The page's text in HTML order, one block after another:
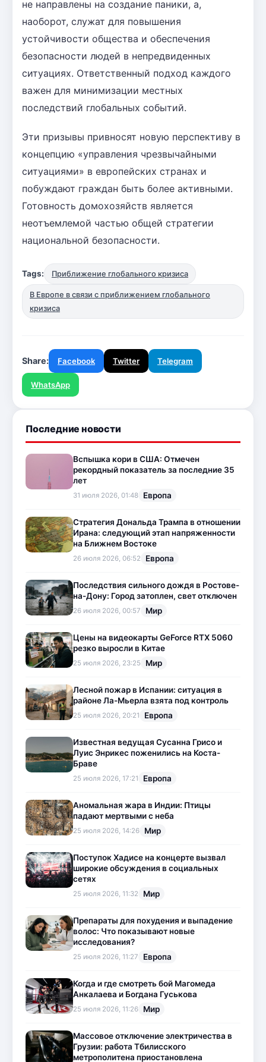
не направлены на создание паники, а,
наоборот, служат для повышения
устойчивости общества и обеспечения
безопасности людей в непредвиденных
ситуациях. Ответственный подход каждого
важен для минимизации местных
последствий глобальных событий.
Эти призывы привносят новую перспективу в
концепцию «управления чрезвычайными
ситуациями» в европейских странах и
побуждают граждан быть более активными.
Готовность домохозяйств является
неотъемлемой частью общей стратегии
национальной безопасности.
Tags: Приближение глобального кризиса
В Европе в связи с приближением глобального
кризиса
Share: Facebook Twitter Telegram
WhatsApp
Последние новости
Вспышка кори в США: Отмечен
рекордный показатель за последние 35
лет
31 июля 2026, 01:48 Европа
Стратегия Дональда Трампа в отношении
Ирана: следующий этап напряженности
на Ближнем Востоке
26 июля 2026, 06:52 Европа
Последствия сильного дождя в Ростове-
на-Дону: Город затоплен, свет отключен
26 июля 2026, 00:57 Мир
Цены на видеокарты GeForce RTX 5060
резко выросли в Китае
25 июля 2026, 23:25 Мир
Лесной пожар в Испании: ситуация в
районе Ла-Мьерла взята под контроль
25 июля 2026, 20:21 Европа
Известная ведущая Сусанна Грисо и
Луис Энрикес поженились на Коста-
Браве
25 июля 2026, 17:21 Европа
Аномальная жара в Индии: Птицы
падают мертвыми с неба
25 июля 2026, 14:26 Мир
Поступок Хадисе на концерте вызвал
широкие обсуждения в социальных
сетях
25 июля 2026, 11:32 Мир
Препараты для похудения и выпадение
волос: Что показывают новые
исследования?
25 июля 2026, 11:27 Европа
Когда и где смотреть бой Магомеда
Анкалаева и Богдана Гуськова
25 июля 2026, 11:26 Мир
Массовое отключение электричества в
Грузии: работа Тбилисского
метрополитена приостановлена